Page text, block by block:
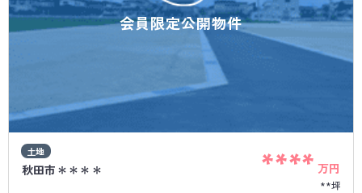
会員限定公開物件
土地
秋田市＊＊＊＊ **** 万円
**坪